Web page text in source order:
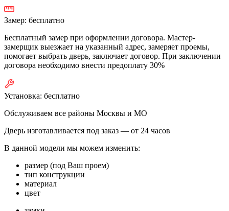
Замер: бесплатно
Бесплатный замер при оформлении договора. Мастер-
замерщик выезжает на указанный адрес, замеряет проемы,
помогает выбрать дверь, заключает договор. При заключении
договора необходимо внести предоплату 30%
Установка: бесплатно
Обслуживаем все районы Москвы и МО
Дверь изготавливается под заказ — от 24 часов
В данной модели мы можем изменить:
размер (под Ваш проем)
тип конструкции
материал
цвет